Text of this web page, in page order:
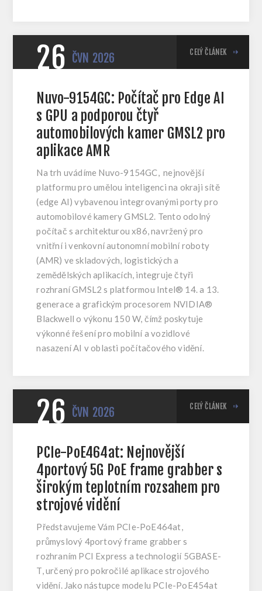
26 ČVN 2026 CELÝ ČLÁNEK
Nuvo-9154GC: Počítač pro Edge AI
s GPU a podporou čtyř
automobilových kamer GMSL2 pro
aplikace AMR
Na trh uvádíme Nuvo-9154GC, nejnovější
platformu pro umělou inteligenci na okraji sítě
(edge AI) vybavenou integrovanými porty pro
automobilové kamery GMSL2. Tento odolný
počítač s architekturou x86, navržený pro
vnitřní i venkovní autonomní mobilní roboty
(AMR) ve skladových, logistických a
zemědělských aplikacích, integruje čtyři
rozhraní GMSL2 s platformou Intel® 14. a 13.
generace a grafickým procesorem NVIDIA®
Blackwell o výkonu 150 W, čímž poskytuje
výkonné řešení pro mobilní a vozidlové
nasazení AI v oblasti počítačového vidění.
26 ČVN 2026 CELÝ ČLÁNEK
PCIe-PoE464at: Nejnovější
4portový 5G PoE frame grabber s
širokým teplotním rozsahem pro
strojové vidění
Představujeme Vám PCIe-PoE464at,
průmyslový 4portový frame grabber s
rozhraním PCI Express a technologií 5GBASE-
T, určený pro pokročilé aplikace strojového
vidění. Jako nástupce modelu PCIe-PoE454at